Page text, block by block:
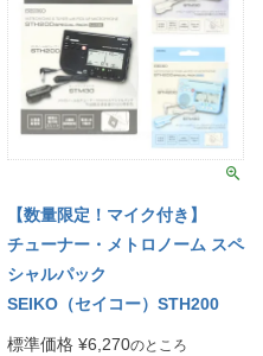
【数量限定！マイク付き】
チューナー・メトロノーム スペ
シャルパック
SEIKO（セイコー）STH200
標準価格 ¥6,270のところ